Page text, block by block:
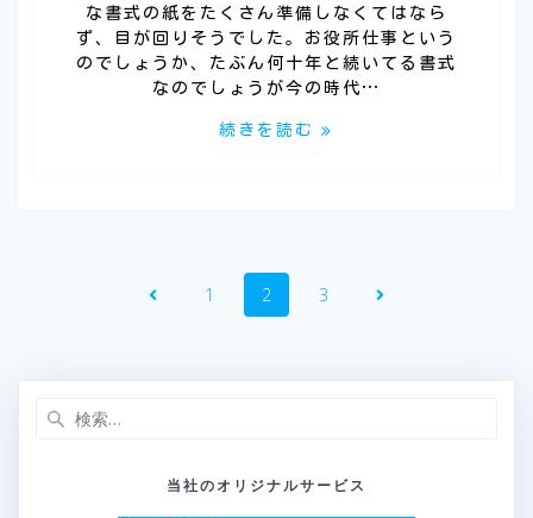
な書式の紙をたくさん準備しなくてはなら
ず、目が回りそうでした。お役所仕事という
のでしょうか、たぶん何十年と続いてる書式
なのでしょうが今の時代…
続きを読む
ビ
固1
固
定
2
固
3
当社のオリジナルサービス